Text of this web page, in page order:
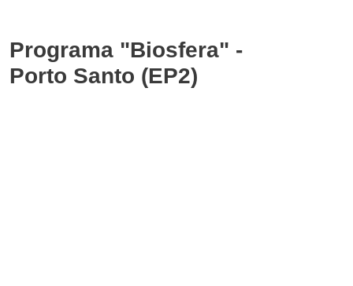
Programa "Biosfera" -
Porto Santo (EP2)